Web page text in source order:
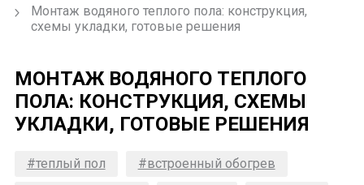
Монтаж водяного теплого пола: конструкция,
схемы укладки, готовые решения
МОНТАЖ ВОДЯНОГО ТЕПЛОГО
ПОЛА: КОНСТРУКЦИЯ, СХЕМЫ
УКЛАДКИ, ГОТОВЫЕ РЕШЕНИЯ
#теплый пол
#встроенный обогрев